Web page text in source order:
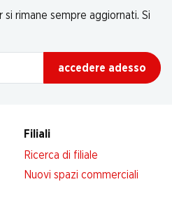
rimane sempre aggiornati. Si
accedere adesso
Filiali
Ricerca di filiale
Nuovi spazi commerciali